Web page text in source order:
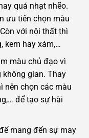
quá nhạt nhẽo.
ưu tiên chọn màu
với nội thất thì
kem hay xám,…
màu chủ đạo vì
gian. Thay
nên chọn các màu
để tạo sự hài
mang đến sự may